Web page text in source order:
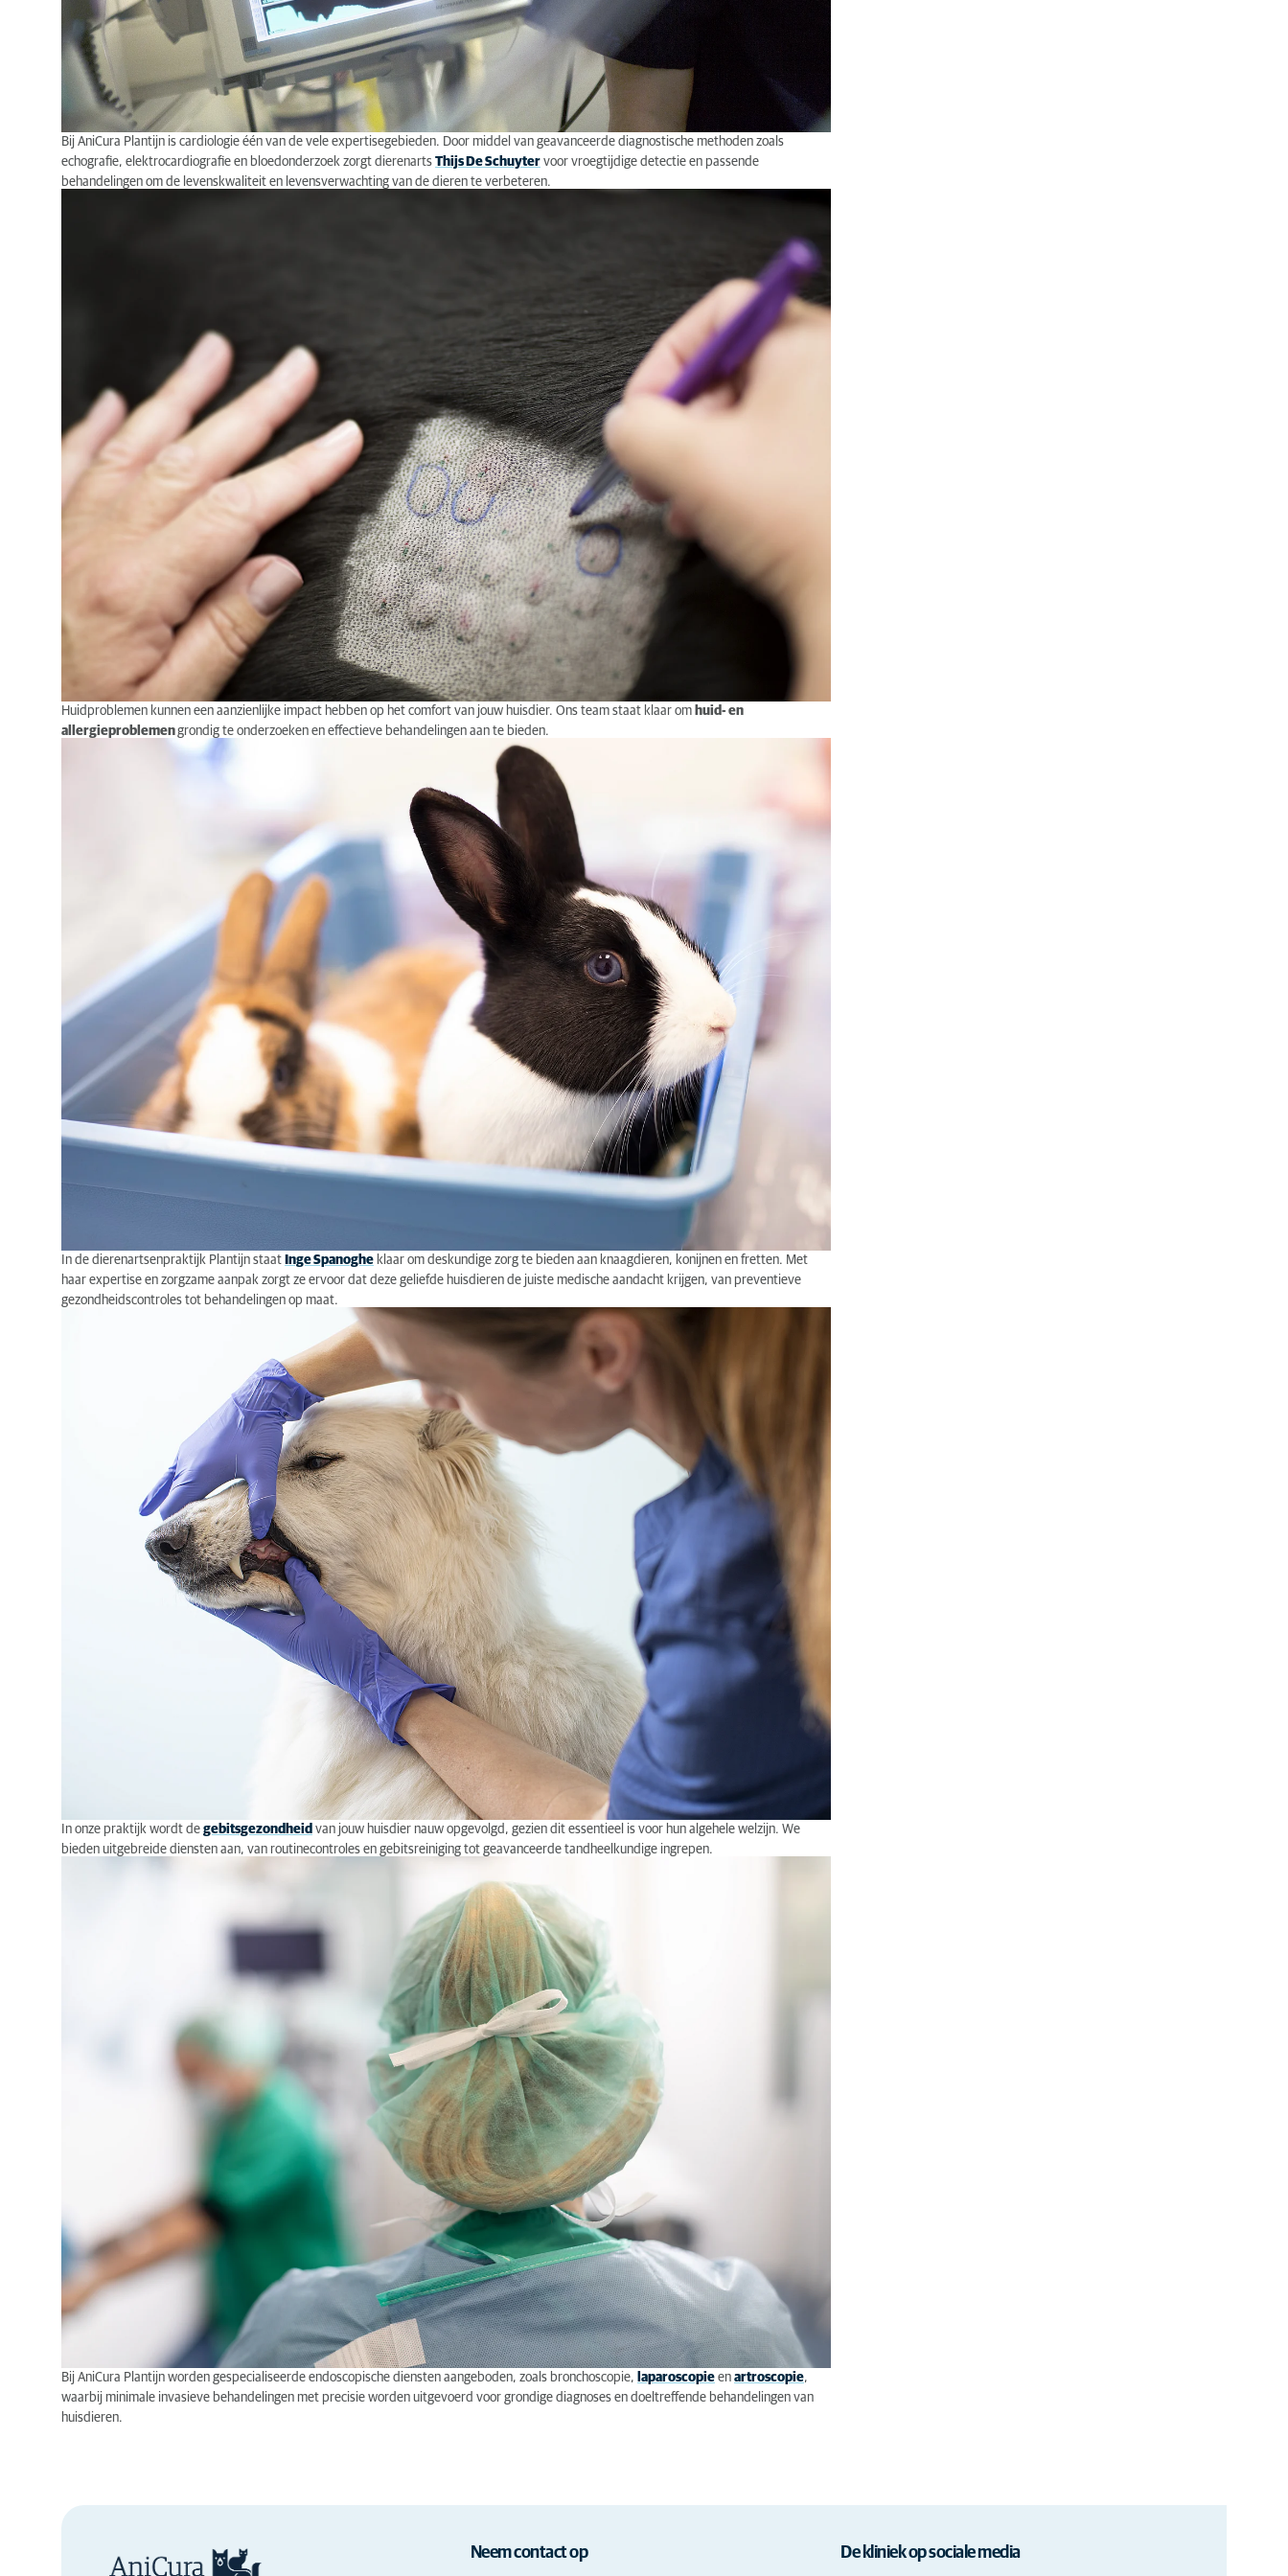
Bij AniCura Plantijn is cardiologie één van de vele expertisegebieden. Door middel van geavanceerde diagnostische methoden zoals
echografie, elektrocardiografie en bloedonderzoek zorgt dierenarts Thijs De Schuyter voor vroegtijdige detectie en passende
behandelingen om de levenskwaliteit en levensverwachting van de dieren te verbeteren.
Huidproblemen kunnen een aanzienlijke impact hebben op het comfort van jouw huisdier. Ons team staat klaar om huid- en
allergieproblemengrondig te onderzoeken en effectieve behandelingen aan te bieden.
Bijzondere diersoorten
In de dierenartsenpraktijk Plantijn staat Inge Spanoghe klaar om deskundige zorg te bieden aan knaagdieren, konijnen en fretten. Met
haar expertise en zorgzame aanpak zorgt ze ervoor dat deze geliefde huisdieren de juiste medische aandacht krijgen, van preventieve
gezondheidscontroles tot behandelingen op maat.
In onze praktijk wordt de gebitsgezondheid van jouw huisdier nauw opgevolgd , gezien dit essentieel is voor hun algehele welzijn. We
bieden uitgebreide diensten aan, van routinecontroles en gebitsreiniging tot geavanceerde tandheelkundige ingrepen.
Geavanceerde scopieën
Bij AniCura Plantijn worden gespecialiseerde endoscopische diensten aangeboden, zoals bronchoscopie, laparoscopie en artroscopie,
waarbij minimale invasieve behandelingen met precisie worden uitgevoerd voor grondige diagnoses en doeltreffende behandelingen van
huisdieren.
Neem contact op De kliniek op sociale media